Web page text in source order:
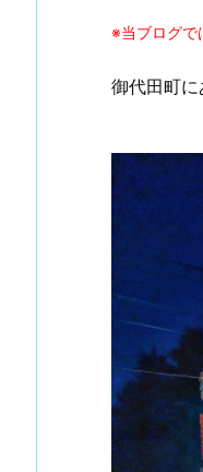
※当ブログで
御代田町に